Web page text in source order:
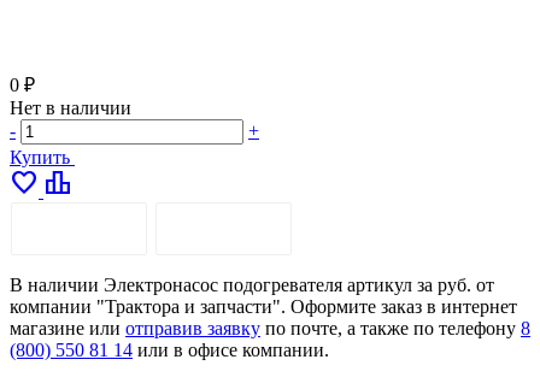
0 ₽
Нет в наличии
-
+
Купить
favorite leaderboard
В наличии Электронасос подогревателя артикул за руб. от
компании "Трактора и запчасти". Оформите заказ в интернет
магазине или отправив заявку по почте, а также по телефону 8
(800) 550 81 14 или в офисе компании.